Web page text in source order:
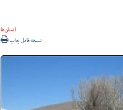
استان‌ها
نسخه قابل چاپ